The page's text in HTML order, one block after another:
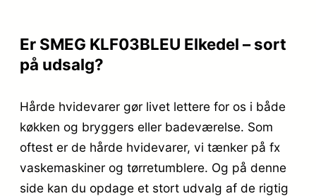
Er SMEG KLF03BLEU Elkedel – sort
på udsalg?
Hårde hvidevarer gør livet lettere for os i både
køkken og bryggers eller badeværelse. Som
oftest er de hårde hvidevarer, vi tænker på fx
vaskemaskiner og tørretumblere. Og på denne
side kan du opdage et stort udvalg af de rigtig